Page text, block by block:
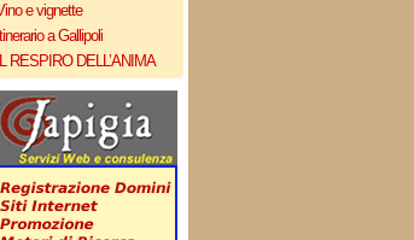
e vignette
Itinerario a Gallipoli
IL RESPIRO DELL’ANIMA